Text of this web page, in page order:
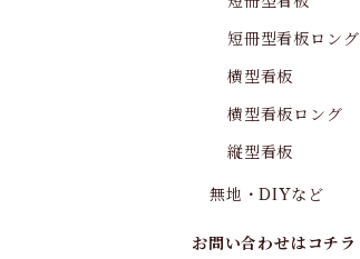
短冊型看板ロング
横型看板
横型看板ロング
縦型看板
無地・DIYなど
お問い合わせはコチラ